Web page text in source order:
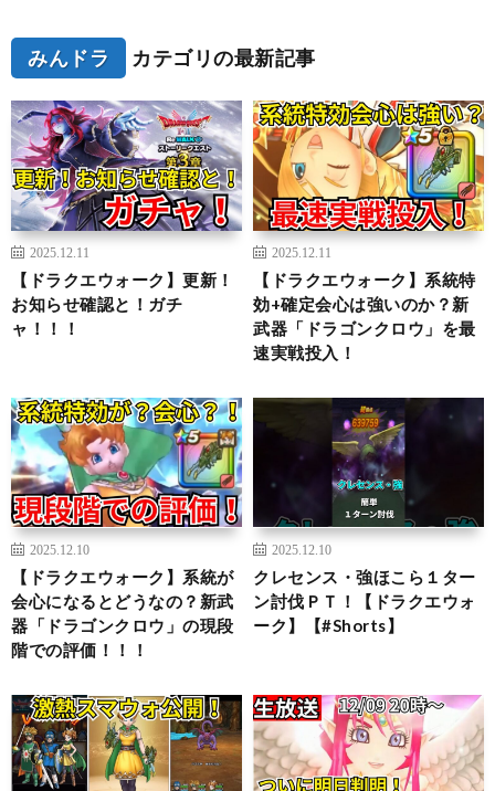
みんドラ カテゴリの最新記事
2025.12.11
【ドラクエウォーク】更新！
お知らせ確認と！ガチ
ャ！！！
2025.12.11
【ドラクエウォーク】系統特
効+確定会心は強いのか？新
武器「ドラゴンクロウ」を最
速実戦投入！
2025.12.10
【ドラクエウォーク】系統が
会心になるとどうなの？新武
器「ドラゴンクロウ」の現段
階での評価！！！
2025.12.10
クレセンス・強ほこら１ター
ン討伐ＰＴ！【ドラクエウォ
ーク】【#Shorts】